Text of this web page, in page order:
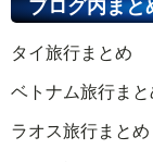
ブログ内まと
タイ旅行まとめ
ベトナム旅行まと
ラオス旅行まとめ